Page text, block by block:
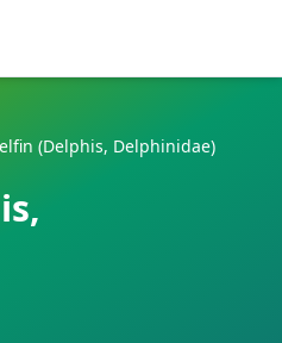
(Delphis, Delphinidae)